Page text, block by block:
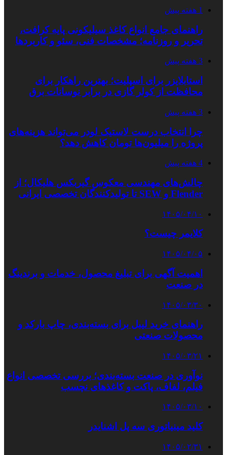
1 هفته پیش
راهنمای جامع انواع کاغذ سیلیکونی پایه کرافت،
تحریر و روزنامه؛ مشخصات فنی، سئو و کاربردها
3 هفته پیش
استابلایزر برای اسپلیت؛ بهترین راهکار برای
محافظت از کولر گازی در برابر نوسانات برق
3 هفته پیش
چرا انتخاب درست لاستیک لودر می‌تواند هزینه‌های
پروژه را میلیون‌ها تومان کاهش دهد؟
4 هفته پیش
چالش‌های مهندسی معکوس گیربکس هلیکال؛ از
Flender و SEW تا تولیدکنندگان تخصصی ایرانی
۱۴۰۵/۰۴/۱۰
کلایمر چیست؟
۱۴۰۵/۰۴/۰۵
اهمیت آگهی برای تبلیغ محصول، خدمات و برندینگ
در صنعت
۱۴۰۵/۰۳/۳۰
راهنمای خرید لیبل برای بسته‌بندی، چاپ بارکد و
محصولات صنعتی
۱۴۰۵/۰۳/۲۱
نوآوری در صنعت بسته‌بندی؛ بررسی تخصصی انواع
فیلم، لفاف، پاکت و کاغذهای نچسب
۱۴۰۵/۰۳/۱۰
کلید مینیاتوری سه پل اشنایدر
۱۴۰۵/۰۲/۳۱